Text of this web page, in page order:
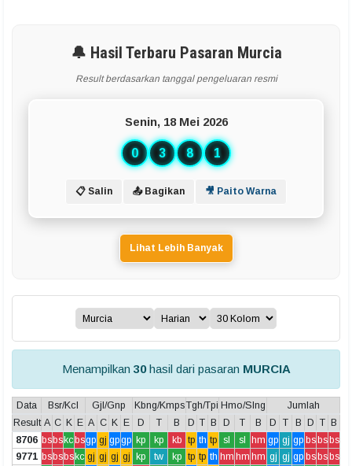
🔔 Hasil Terbaru Pasaran Murcia
Result berdasarkan tanggal pengeluaran resmi
Senin, 18 Mei 2026
0 3 8 1
📋 Salin 📤 Bagikan 🎥 Paito Warna
Lihat Lebih Banyak
Menampilkan 30hasil dari pasaran MURCIA
Data Bsr/Kcl Gjl/Gnp Kbng/KmpsTgh/Tpi Hmo/Slng
Jumlah
Result A C K E A C K E D T B D T B D T B D T B D T B
8706 bsbskcbsgp gj gpgp kp kp kb tp th tp sl sl hm gp gj gp bsbsbs
9771 bsbsbskc gj gj gj gj kp tw kp tp tp th hm hm hm gj gj gp bsbsbs